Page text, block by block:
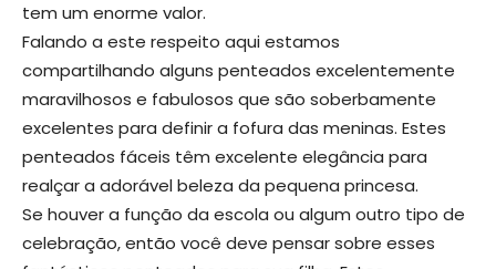
tem um enorme valor.
Falando a este respeito aqui estamos
compartilhando alguns penteados excelentemente
maravilhosos e fabulosos que são soberbamente
excelentes para definir a fofura das meninas. Estes
penteados fáceis têm excelente elegância para
realçar a adorável beleza da pequena princesa.
Se houver a função da escola ou algum outro tipo de
celebração, então você deve pensar sobre esses